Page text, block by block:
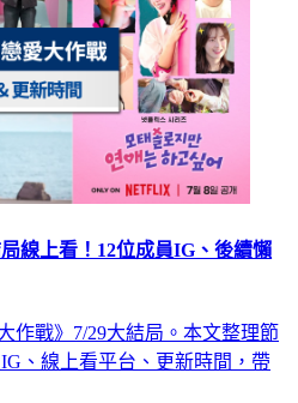
線上看！12位成員IG、後續懶
作戰》7/29大結局。本文整理節
、線上看平台、更新時間，帶